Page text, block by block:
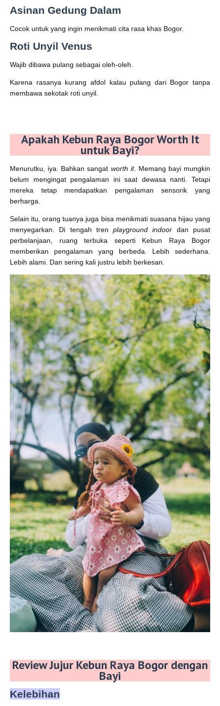
Asinan Gedung Dalam
Cocok untuk yang ingin menikmati cita rasa khas Bogor.
Roti Unyil Venus
Wajib dibawa pulang sebagai oleh-oleh.
Karena rasanya kurang afdol kalau pulang dari Bogor tanpa
membawa sekotak roti unyil.
Apakah Kebun Raya Bogor Worth It
untuk Bayi?
Menurutku, iya. Bahkan sangat worth it. Memang bayi mungkin
belum mengingat pengalaman ini saat dewasa nanti. Tetapi
mereka tetap mendapatkan pengalaman sensorik yang
berharga.
Selain itu, orang tuanya juga bisa menikmati suasana hijau yang
menyegarkan. Di tengah trenplayground indoor dan pusat
perbelanjaan, ruang terbuka seperti Kebun Raya Bogor
memberikan pengalaman yang berbeda. Lebih sederhana.
Lebih alami. Dan sering kali justru lebih berkesan.
Review Jujur Kebun Raya Bogor dengan
Bayi
Kelebihan